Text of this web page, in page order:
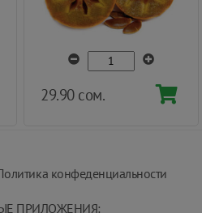
29.90 сом.
конфеденциальности
ПРИЛОЖЕНИЯ: